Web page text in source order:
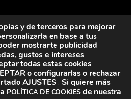
y de terceros para mejorar
en base a tus
mostrarte publicidad
gustos e intereses
todas estas cookies
o configurarlas o rechazar
AJUSTES Si quiere más
POLÍTICA DE COOKIES de nuestra